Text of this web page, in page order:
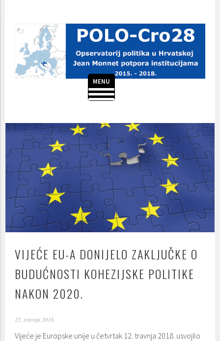
sadržaja
POLO-CRO28
VIJEĆE EU-A DONIJELO ZAKLJUČKE O
BUDUĆNOSTI KOHEZIJSKE POLITIKE
NAKON 2020.
25. travnja 2018.
Vijeće je Europske unije u četvrtak 12. travnja 2018. usvojilo
MENU